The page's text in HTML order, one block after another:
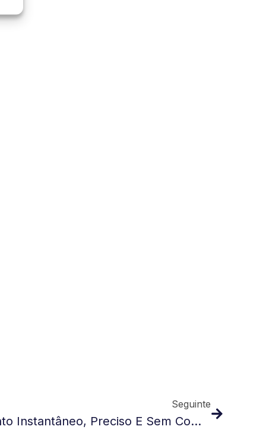
Seguinte
Cold Gun – Arrefecimento Instantâneo, Preciso E Sem Complicações